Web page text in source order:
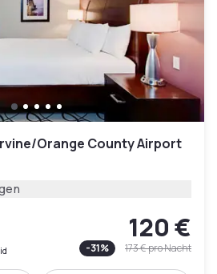
Orange County Airport
120 €
-31% 173 €pro Nacht